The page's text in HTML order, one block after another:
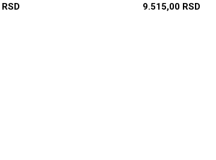
RSD
9.515,00 RSD